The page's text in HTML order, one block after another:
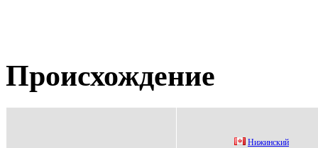
Происхождение
Нижинский